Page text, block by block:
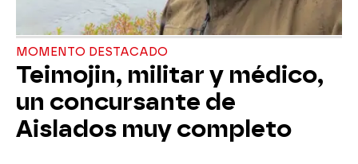
MOMENTO DESTACADO
Teimojin, militar y médico,
un concursante de
Aislados muy completo